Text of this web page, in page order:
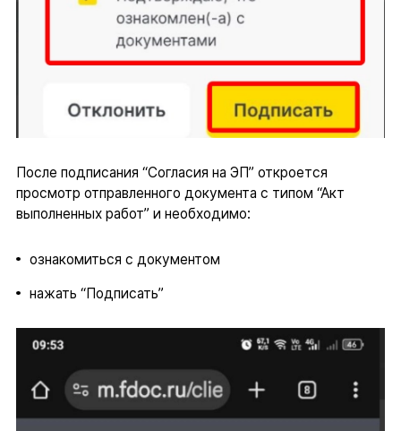
После подписания “Согласия на ЭП” откроется
просмотр отправленного документа с типом “Акт
выполненных работ” и необходимо:
ознакомиться с документом
нажать “Подписать”